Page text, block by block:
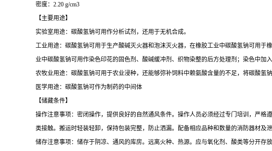
密度：2.20 g/cm3
【主要用途】
实验室用途：碳酸氢钠可用作分析试剂，还用于无机合成。
工业用途：碳酸氢钠可用于生产酸碱灭火器和泡沫灭火器，在橡胶工业中碳酸氢钠可用
业中碳酸氢钠可用作染色印花的固色剂、酸碱缓冲剂、织物染整的后方处理剂；染色中加
农牧业用途：碳酸氢钠可用于农业浸种，还能够弥补饲料中赖氨酸含量的不足，将碳酸
医学用途：碳酸氢钠可作为制药的中间体
【储藏条件】
操作注意事项：密闭操作，提供良好的自然通风条件。操作人员必须经过专门培训，严
类接触。搬运时轻装轻卸，保持包装完整，防止洒漏。配备相应品种和数量的消防器材及
储存注意事项：储存于阴凉、通风的库房。远离火种、热源。应与氧化剂、酸类等分开存